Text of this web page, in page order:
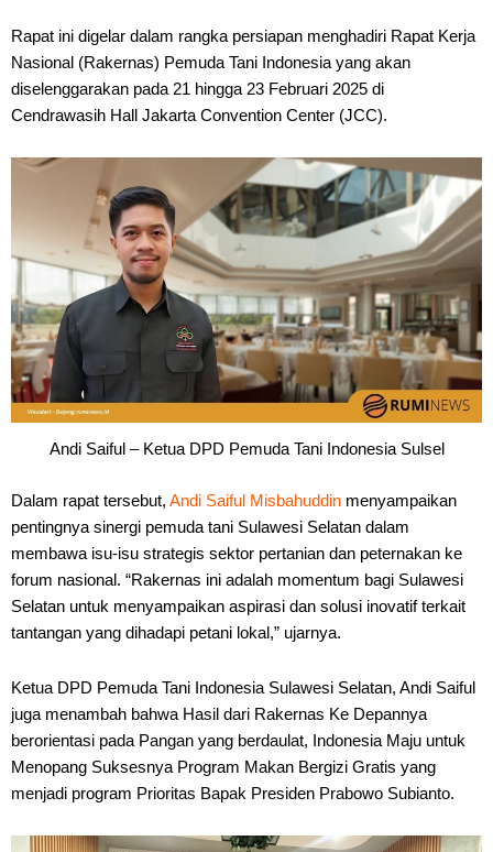
Rapat ini digelar dalam rangka persiapan menghadiri Rapat Kerja
Nasional (Rakernas) Pemuda Tani Indonesia yang akan
diselenggarakan pada 21 hingga 23 Februari 2025 di
Cendrawasih Hall Jakarta Convention Center (JCC).
Andi Saiful – Ketua DPD Pemuda Tani Indonesia Sulsel
Dalam rapat tersebut, Andi Saiful Misbahuddin menyampaikan
pentingnya sinergi pemuda tani Sulawesi Selatan dalam
membawa isu-isu strategis sektor pertanian dan peternakan ke
forum nasional. “Rakernas ini adalah momentum bagi Sulawesi
Selatan untuk menyampaikan aspirasi dan solusi inovatif terkait
tantangan yang dihadapi petani lokal,” ujarnya.
Ketua DPD Pemuda Tani Indonesia Sulawesi Selatan, Andi Saiful
juga menambah bahwa Hasil dari Rakernas Ke Depannya
berorientasi pada Pangan yang berdaulat, Indonesia Maju untuk
Menopang Suksesnya Program Makan Bergizi Gratis yang
menjadi program Prioritas Bapak Presiden Prabowo Subianto.